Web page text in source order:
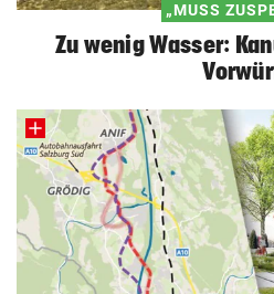
„MUSS
Zu wenig Wasser: